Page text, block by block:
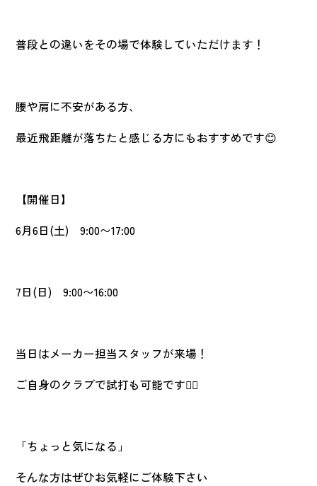
普段との違いをその場で体験していただけます！
腰や肩に不安がある方、
最近飛距離が落ちたと感じる方にもおすすめです😊
【開催日】
6月6日(土) 9:00〜17:00
7日(日) 9:00〜16:00
当日はメーカー担当スタッフが来場！
ご自身のクラブで試打も可能です🏌️‍♂️
「ちょっと気になる」
そんな方はぜひお気軽にご体験下さい